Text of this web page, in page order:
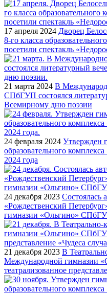
17 апреля 2024 Дворец
8-го класса
посетили спектакль
21 марта 2024 В
СПбГУП состоялся
Всемирному дню поэзии
24 февраля 2024 Утвержден
образовательного
2024 года
24 декабря 2023 Состоялась
«Рождественский
гимназии «Ольгино»
21 декабря 2023 В
Международной гимназии
театрализованное